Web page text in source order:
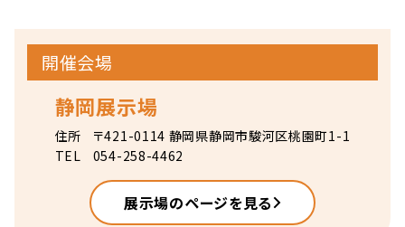
開催会場
静岡展示場
住所
〒421-0114 静岡県静岡市駿河区桃園町1-1
TEL
054-258-4462
展示場のページを見る